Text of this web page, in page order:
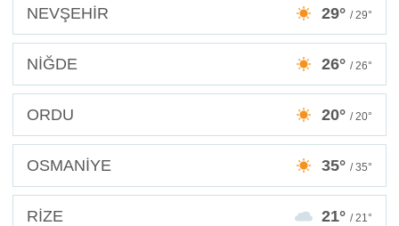
NEVŞEHİR 29° / 29°
NİĞDE 26° / 26°
ORDU 20° / 20°
OSMANİYE 35° / 35°
RİZE 21° / 21°